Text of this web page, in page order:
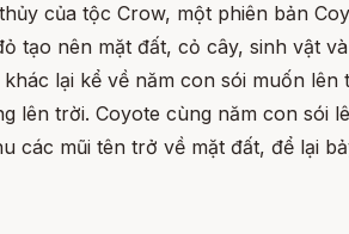
của tộc Crow, một phiên bản
tạo nên mặt đất, cỏ cây, sinh vật
lại kể về năm con sói muốn lên
lên trời. Coyote cùng năm con sói
các mũi tên trở về mặt đất, để lại